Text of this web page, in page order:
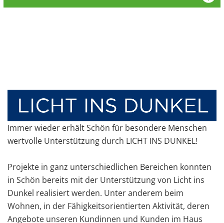
Immer wieder erhält Schön für besondere Menschen
wertvolle Unterstützung durch LICHT INS DUNKEL!
Projekte in ganz unterschiedlichen Bereichen konnten
in Schön bereits mit der Unterstützung von Licht ins
Dunkel realisiert werden. Unter anderem beim
Wohnen, in der Fähigkeitsorientierten Aktivität, deren
Angebote unseren Kundinnen und Kunden im Haus